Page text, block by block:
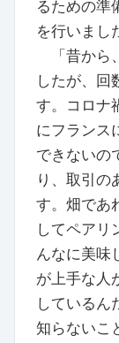
るための準
を行いまし
「昔から
したが、回
す。コロナ
にフランス
できないの
り、取引の
す。畑であ
してペアリ
んなに美味
が上手な人
しているん
知らないこ